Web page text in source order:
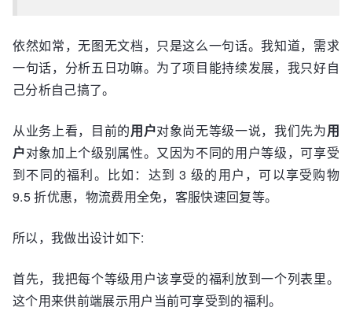
依然如常，无图无文档，只是这么一句话。我知道，需求
一句话，分析五日功嘛。为了项目能持续发展，我只好自
己分析自己搞了。
从业务上看，目前的用户对象尚无等级一说，我们先为用
户对象加上个级别属性。又因为不同的用户等级，可享受
到不同的福利。比如：达到 3 级的用户，可以享受购物
9.5 折优惠，物流费用全免，客服快速回复等。
所以，我做出设计如下:
首先，我把每个等级用户该享受的福利放到一个列表里。
这个用来供前端展示用户当前可享受到的福利。